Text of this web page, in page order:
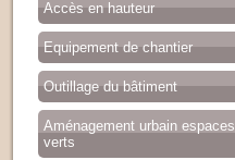
Accès en hauteur
Equipement de chantier
Outillage du bâtiment
Aménagement urbain espaces
verts